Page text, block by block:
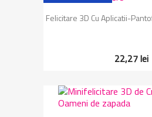
Felicitare 3D Cu Aplicatii-
22,27 lei